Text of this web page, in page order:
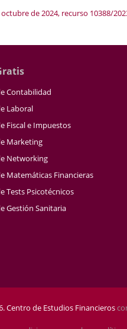
de 2024, recurso 10388/
Contabilidad
Laboral
Fiscal e Impuestos
Marketing
Networking
Matemáticas Financieras
Tests Psicotécnicos
Gestión Sanitaria
Centro de Estudios Financieros